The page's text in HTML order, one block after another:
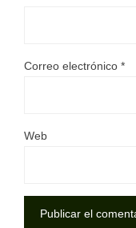
Correo electrónico *
Web